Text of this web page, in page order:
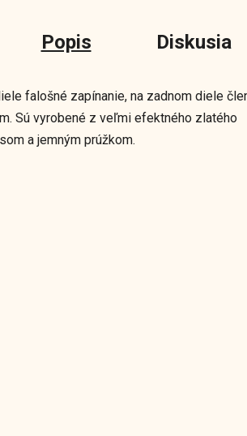
Popis Diskusia
falošné zapínanie, na zadnom diele
Sú vyrobené z veľmi efektného zlatého
a jemným prúžkom.